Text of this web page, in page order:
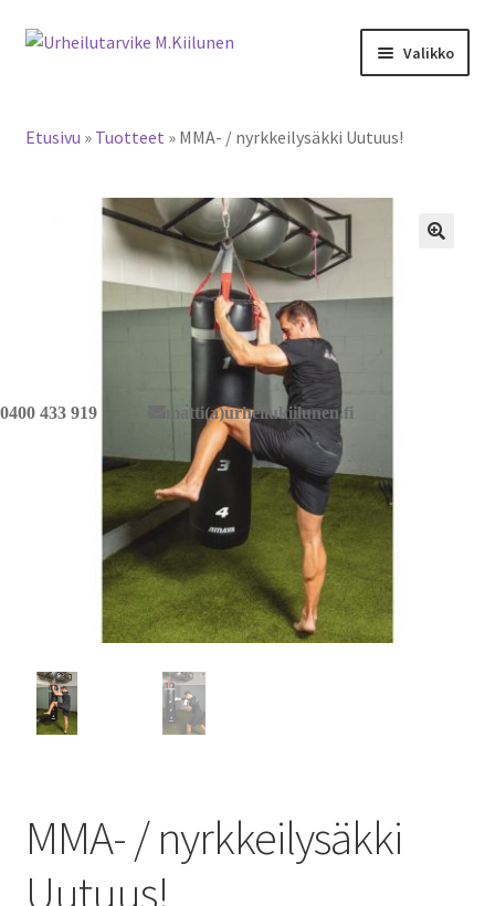
0400 433 919 matti(a)urheilukiilunen.fi
Siirry
Siirry
Valikko
valikko
Yhteystiedot
Etusivu » Tuotteet » MMA- / nyrkkeilysäkki Uutuus!
MMA- / nyrkkeilysäkki
Uutuus!